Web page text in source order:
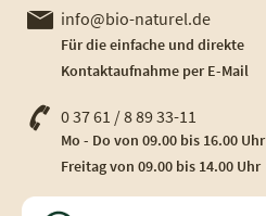
info@bio-naturel.de
Für die einfache und direkte
Kontaktaufnahme per E-Mail
0 37 61 / 8 89 33-11
Mo - Do von 09.00 bis 16.00 Uhr
Freitag von 09.00 bis 14.00 Uhr